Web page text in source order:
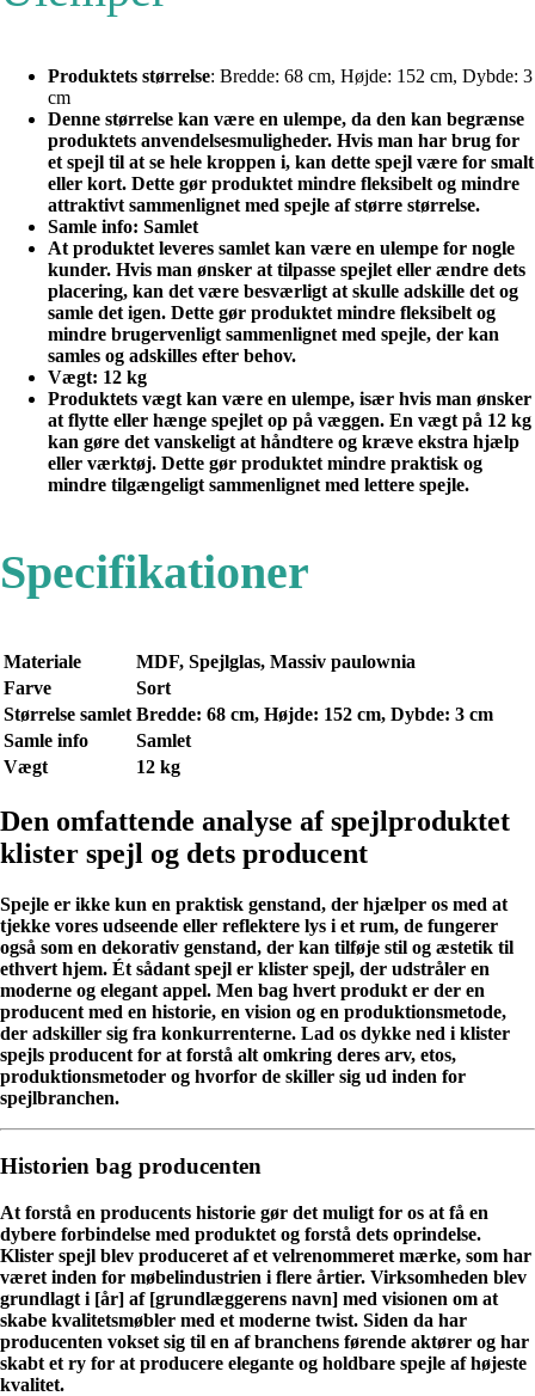
Produktets størrelse: Bredde: 68 cm, Højde: 152 cm, Dybde: 3
cm
Denne størrelse kan være en ulempe, da den kan begrænse
produktets anvendelsesmuligheder. Hvis man har brug for
et spejl til at se hele kroppen i, kan dette spejl være for smalt
eller kort. Dette gør produktet mindre fleksibelt og mindre
attraktivt sammenlignet med spejle af større størrelse.
Samle info: Samlet
At produktet leveres samlet kan være en ulempe for nogle
kunder. Hvis man ønsker at tilpasse spejlet eller ændre dets
placering, kan det være besværligt at skulle adskille det og
samle det igen. Dette gør produktet mindre fleksibelt og
mindre brugervenligt sammenlignet med spejle, der kan
samles og adskilles efter behov.
Vægt: 12 kg
Produktets vægt kan være en ulempe, især hvis man ønsker
at flytte eller hænge spejlet op på væggen. En vægt på 12 kg
kan gøre det vanskeligt at håndtere og kræve ekstra hjælp
eller værktøj. Dette gør produktet mindre praktisk og
mindre tilgængeligt sammenlignet med lettere spejle.
Specifikationer
Materiale
MDF, Spejlglas, Massiv paulownia
Farve
Sort
Størrelse samlet Bredde: 68 cm, Højde: 152 cm, Dybde: 3 cm
Samle info
Samlet
Vægt
12 kg
Den omfattende analyse af spejlproduktet
klister spejl og dets producent
Spejle er ikke kun en praktisk genstand, der hjælper os med at
tjekke vores udseende eller reflektere lys i et rum, de fungerer
også som en dekorativ genstand, der kan tilføje stil og æstetik til
ethvert hjem. Ét sådant spejl er klister spejl, der udstråler en
moderne og elegant appel. Men bag hvert produkt er der en
producent med en historie, en vision og en produktionsmetode,
der adskiller sig fra konkurrenterne. Lad os dykke ned i klister
spejls producent for at forstå alt omkring deres arv, etos,
produktionsmetoder og hvorfor de skiller sig ud inden for
spejlbranchen.
Historien bag producenten
At forstå en producents historie gør det muligt for os at få en
dybere forbindelse med produktet og forstå dets oprindelse.
Klister spejl blev produceret af et velrenommeret mærke, som har
været inden for møbelindustrien i flere årtier. Virksomheden blev
grundlagt i [år] af [grundlæggerens navn] med visionen om at
skabe kvalitetsmøbler med et moderne twist. Siden da har
producenten vokset sig til en af ​​branchens førende aktører og har
skabt et ry for at producere elegante og holdbare spejle af højeste
kvalitet.